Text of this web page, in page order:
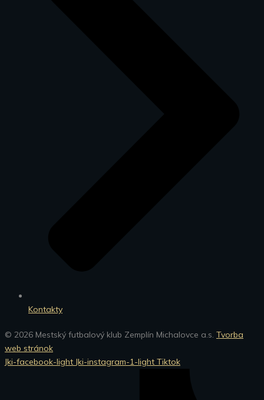
Kontakty
© 2026 Mestský futbalový klub Zemplín Michalovce a.s. Tvorba
web stránok
Jki-facebook-light Jki-instagram-1-light Tiktok